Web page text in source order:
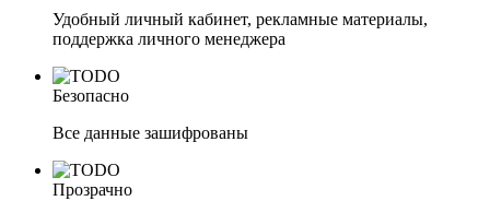
Удобный личный кабинет, рекламные материалы,
поддержка личного менеджера
Безопасно
Все данные зашифрованы
Прозрачно